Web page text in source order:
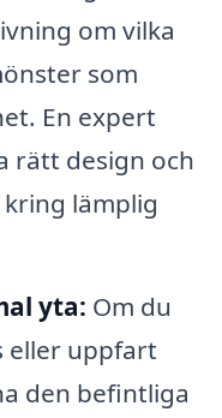
om vilka
som
En expert
rätt design och
lämplig
yta: Om du
eller uppfart
den befintliga